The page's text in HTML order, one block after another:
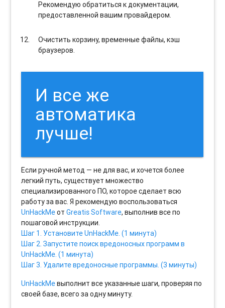
Рекомендую обратиться к документации,
предоставленной вашим провайдером.
Очистить корзину, временные файлы, кэш
браузеров.
И все же
автоматика
лучше!
Если ручной метод — не для вас, и хочется более
легкий путь, существует множество
специализированного ПО, которое сделает всю
работу за вас. Я рекомендую воспользоваться
UnHackMeотGreatis Software, выполнив все по
пошаговой инструкции.
Шаг 1. Установите UnHackMe. (1 минута)
Шаг 2. Запустите поиск вредоносных программ в
UnHackMe. (1 минута)
Шаг 3. Удалите вредоносные программы. (3 минуты)
UnHackMeвыполнит все указанные шаги, проверяя по
своей базе, всего за одну минуту.